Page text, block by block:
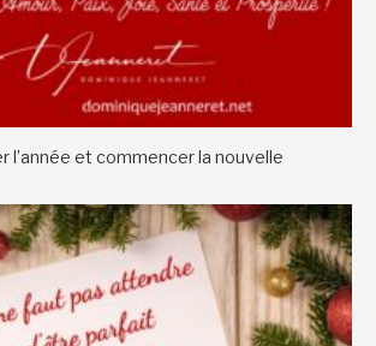
l’année et commencer la nouvelle